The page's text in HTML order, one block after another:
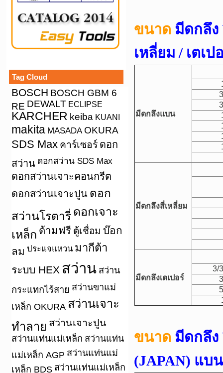
Tag Cloud
BOSCH BOSCH GBM 6
RE DEWALT ECLIPSE
KARCHER keiba KUANI
makita MASADA OKURA
SDS Max คาร์เซอร์ ดอก
สว่าน ดอกสว่าน SDS Max
ดอกสว่านเจาะคอนกรีต
ดอกสว่านเจาะปูน ดอก
สว่านโรตารี่ ดอกเจาะ
เหล็ก ด้ามฟรี ตู้เชื่อม บ๊อก
ลม ประแจแหวน มากีต้า
ระบบ HEX สว่าน สว่าน
กระแทกไร้สาย สว่านขาแม่
เหล็ก OKURA สว่านเจาะ
ทำลาย สว่านเจาะปูน
สว่านแท่นแม่เหล็ก สว่านแท่น
แม่เหล็ก AGP สว่านแท่นแม่
เหล็ก BDS สว่านแท่นแม่เหล็ก
ขนาด มีดกลึง
เหลี่ยม / เตเป
มีดกลึงแบน
มีดกลึงสี่เหลี่ยม
มีดกลึงเตเปอร์
3/
ขนาด มีดกลึง
(JAPAN) แบ